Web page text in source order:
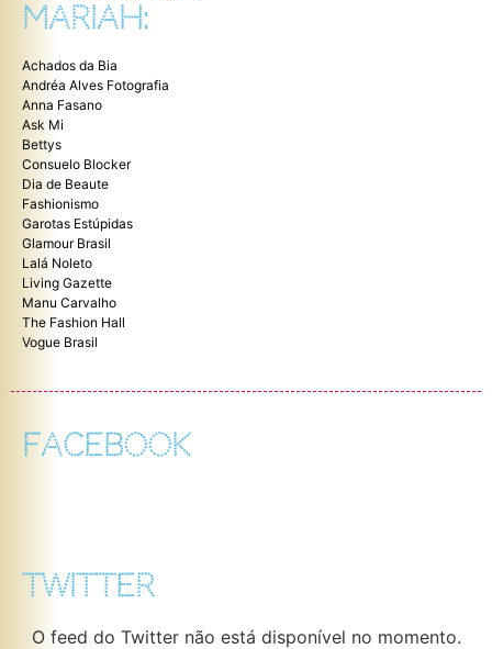
MARIAH:
Achados da Bia
Andréa Alves Fotografia
Anna Fasano
Ask Mi
Bettys
Consuelo Blocker
Dia de Beaute
Fashionismo
Garotas Estúpidas
Glamour Brasil
Lalá Noleto
Living Gazette
Manu Carvalho
The Fashion Hall
Vogue Brasil
FACEBOOK
TWITTER
O feed do Twitter não está disponível no momento.